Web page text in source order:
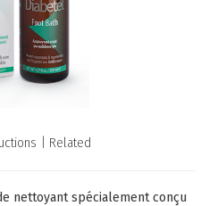
Related
nettoyant spécialement conçu